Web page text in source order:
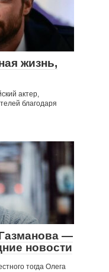
жизнь,
актер,
благодаря
—
новости
тогда Олега